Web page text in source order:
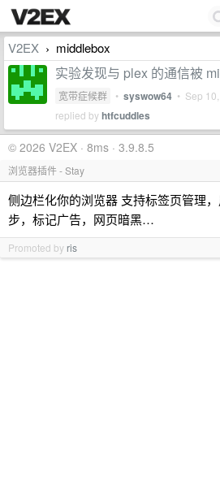
V2EX › middlebox
实验发现与 plex 的通信被
宽带症候群 • syswow64 • Sep
replied byhtfcuddles
© 2026 V2EX · 8ms · 3.9.8.5
浏览器插件 - Stay
侧边栏化你的浏览器 支持标签页管理
步，标记广告，网页暗黑…
Promoted by ris